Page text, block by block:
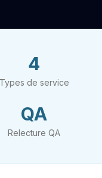
4
Types de service
QA
Relecture QA